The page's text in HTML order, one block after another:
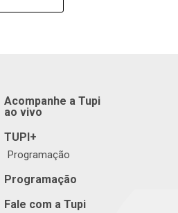
Acompanhe a Tupi
ao vivo
TUPI+
Programação
Programação
Fale com a Tupi